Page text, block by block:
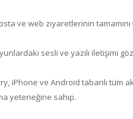
ve web ziyaretlerinin
sesli ve yazılı iletişimi
iPhone ve Android tabanlı tüm
yeteneğine sahip.